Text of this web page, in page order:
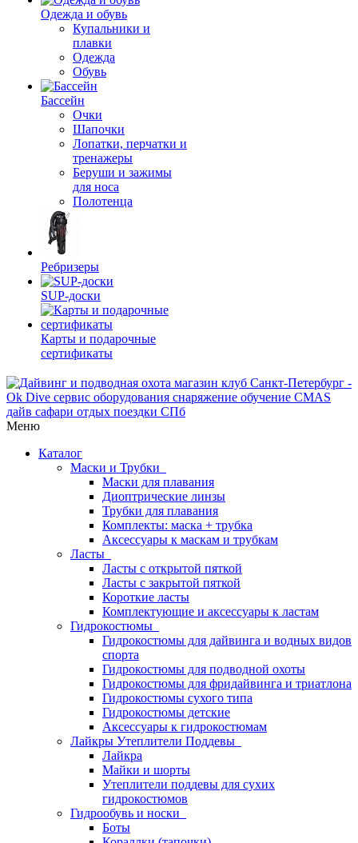
Одежда и обувь
Купальники и
плавки
Одежда
Обувь
Бассейн
Очки
Шапочки
Лопатки, перчатки и
тренажеры
Беруши и зажимы
для носа
Полотенца
Ребризеры
SUP-доски
Карты и подарочные
сертификаты
Меню
Каталог
Маски и Трубки
Маски для плавания
Диоптрические линзы
Трубки для плавания
Комплекты: маска + трубка
Аксессуары к маскам и трубкам
Ласты
Ласты с открытой пяткой
Ласты с закрытой пяткой
Короткие ласты
Комплектующие и аксессуары к ластам
Гидрокостюмы
Гидрокостюмы для дайвинга и водных видов
спорта
Гидрокостюмы для подводной охоты
Гидрокостюмы для фридайвинга и триатлона
Гидрокостюмы сухого типа
Гидрокостюмы детские
Аксессуары к гидрокостюмам
Лайкры Утеплители Поддевы
Лайкра
Майки и шорты
Утеплители поддевы для сухих
гидрокостюмов
Гидрообувь и носки
Боты